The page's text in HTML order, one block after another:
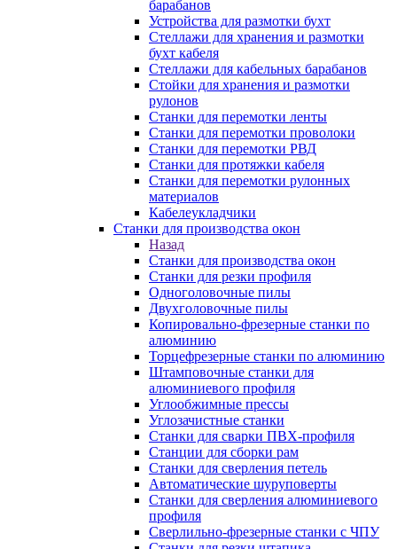
барабанов
Устройства для размотки бухт
Стеллажи для хранения и размотки
бухт кабеля
Стеллажи для кабельных барабанов
Стойки для хранения и размотки
рулонов
Станки для перемотки ленты
Станки для перемотки проволоки
Станки для перемотки РВД
Станки для протяжки кабеля
Станки для перемотки рулонных
материалов
Кабелеукладчики
Станки для производства окон
Назад
Станки для производства окон
Станки для резки профиля
Одноголовочные пилы
Двухголовочные пилы
Копировально-фрезерные станки по
алюминию
Торцефрезерные станки по алюминию
Штамповочные станки для
алюминиевого профиля
Углообжимные прессы
Углозачистные станки
Станки для сварки ПВХ-профиля
Станции для сборки рам
Станки для сверления петель
Автоматические шуруповерты
Станки для сверления алюминиевого
профиля
Сверлильно-фрезерные станки с ЧПУ